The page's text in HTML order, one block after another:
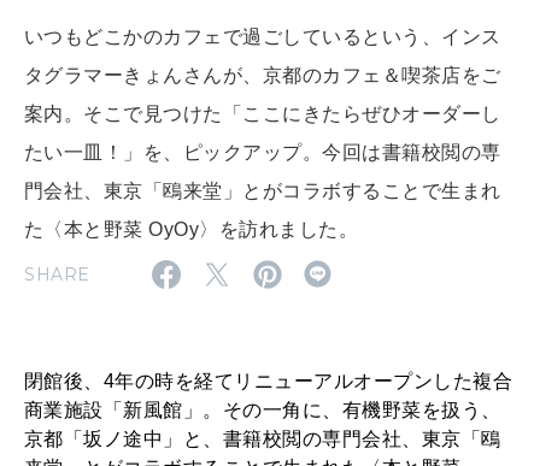
2026年8月号『お茶の時間です。』
2026年7月号「鎌倉 ローカルが 教えてくれた 本当の歩き方。」
2026年6月号「大銀座 トレンドが生まれる 新しい一流店へ。」
2026年5月号「“大好き”に出会いに。韓国」
2026年2月号「良運を掴む 新・開運術。」
MAGAZINE MOOK
FOLLOW US!
いつもどこかのカフェで過ごしているという、インス
タグラマーきょんさんが、京都のカフェ＆喫茶店をご
案内。そこで見つけた「ここにきたらぜひオーダーし
たい一皿！」を、ピックアップ。今回は書籍校閲の専
門会社、東京「鴎来堂」とがコラボすることで生まれ
た〈本と野菜 OyOy〉を訪れました。
SHARE
閉館後、4年の時を経てリニューアルオープンした複合
商業施設「新風館」。その一角に、有機野菜を扱う、
京都「坂ノ途中」と、書籍校閲の専門会社、東京「鴎